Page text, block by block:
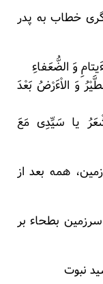
خطاب به پدر
وَ الضُّعَفاءِ
وَ الاْءَرْضُ بَعْدَ
یا سَیِّدِی مَعَ
همه بعد از
بطحاء بر
نبوت